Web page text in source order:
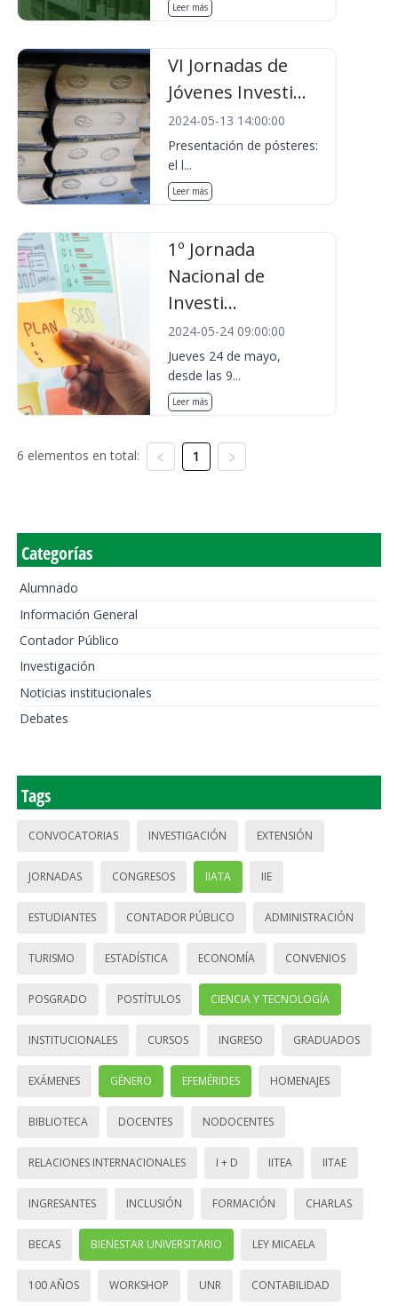
Leer más
VI Jornadas de
Jóvenes Investi...
2024-05-13 14:00:00
Presentación de pósteres:
el l...
Leer más
1º Jornada
Nacional de
Investi...
2024-05-24 09:00:00
Jueves 24 de mayo,
desde las 9...
Leer más
6 elementos en total: 1
Categorías
Alumnado
Información General
Contador Público
Investigación
Noticias institucionales
Debates
Tags
CONVOCATORIAS INVESTIGACIÓN EXTENSIÓN
JORNADAS CONGRESOS IIATA IIE
ESTUDIANTES CONTADOR PÚBLICO ADMINISTRACIÓN
TURISMO ESTADÍSTICA ECONOMÍA CONVENIOS
POSGRADO POSTÍTULOS CIENCIA Y TECNOLOGÍA
INSTITUCIONALES CURSOS INGRESO GRADUADOS
EXÁMENES GÉNERO EFEMÉRIDES HOMENAJES
BIBLIOTECA DOCENTES NODOCENTES
RELACIONES INTERNACIONALES I + D IITEA IITAE
INGRESANTES INCLUSIÓN FORMACIÓN CHARLAS
BECAS BIENESTAR UNIVERSITARIO LEY MICAELA
100 AÑOS WORKSHOP UNR CONTABILIDAD